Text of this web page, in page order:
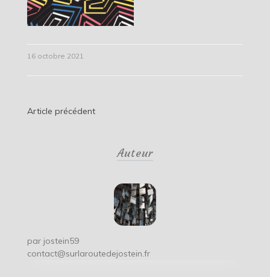
16 octobre 2021
Navigation
Article précédent
Auteur
par jostein59
contact@surlaroutedejostein.fr